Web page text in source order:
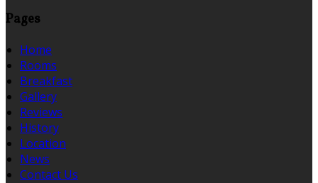
Pages
Home
Rooms
Breakfast
Gallery
Reviews
History
Location
News
Contact Us